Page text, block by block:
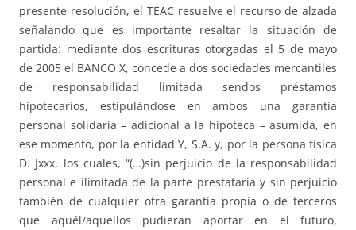
presente resolución, el TEAC resuelve el recurso de alzada
señalando que es importante resaltar la situación de
partida: mediante dos escrituras otorgadas el 5 de mayo
de 2005 el BANCO X, concede a dos sociedades mercantiles
de responsabilidad limitada sendos préstamos
hipotecarios, estipulándose en ambos una garantía
personal solidaria – adicional a la hipoteca – asumida, en
ese momento, por la entidad Y, S.A. y, por la persona física
D. Jxxx, los cuales, “(…)sin perjuicio de la responsabilidad
personal e ilimitada de la parte prestataria y sin perjuicio
también de cualquier otra garantía propia o de terceros
que aquél/aquellos pudieran aportar en el futuro,